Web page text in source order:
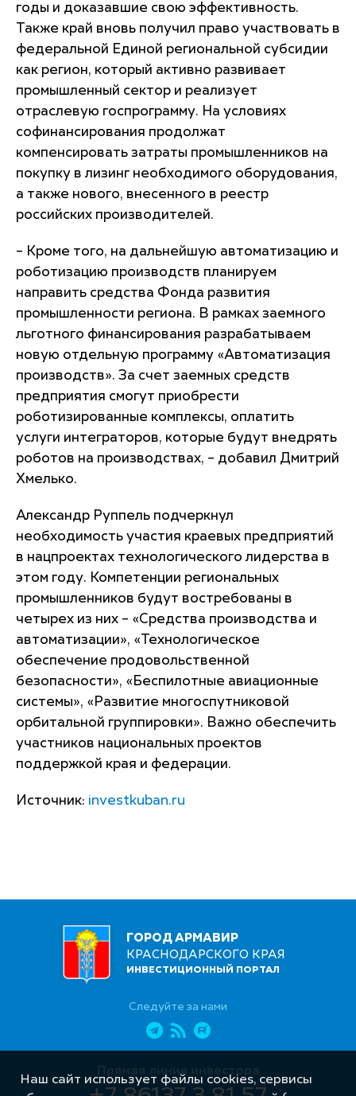
годы и доказавшие свою эффективность.
Также край вновь получил право участвовать в
федеральной Единой региональной субсидии
как регион, который активно развивает
промышленный сектор и реализует
отраслевую госпрограмму. На условиях
софинансирования продолжат
компенсировать затраты промышленников на
покупку в лизинг необходимого оборудования,
а также нового, внесенного в реестр
российских производителей.
– Кроме того, на дальнейшую автоматизацию и
роботизацию производств планируем
направить средства Фонда развития
промышленности региона. В рамках заемного
льготного финансирования разрабатываем
новую отдельную программу «Автоматизация
производств». За счет заемных средств
предприятия смогут приобрести
роботизированные комплексы, оплатить
услуги интеграторов, которые будут внедрять
роботов на производствах, – добавил Дмитрий
Хмелько.
Александр Руппель подчеркнул
необходимость участия краевых предприятий
в нацпроектах технологического лидерства в
этом году. Компетенции региональных
промышленников будут востребованы в
четырех из них – «Средства производства и
автоматизации», «Технологическое
обеспечение продовольственной
безопасности», «Беспилотные авиационные
системы», «Развитие многоспутниковой
орбитальной группировки». Важно обеспечить
участников национальных проектов
поддержкой края и федерации.
Источник: investkuban.ru
ГОРОД АРМАВИР
КРАСНОДАРСКОГО КРАЯ
ИНВЕСТИЦИОННЫЙ ПОРТАЛ
Следуйте за нами
Прямая линия инвестора
Наш сайт использует файлы cookies, сервисы